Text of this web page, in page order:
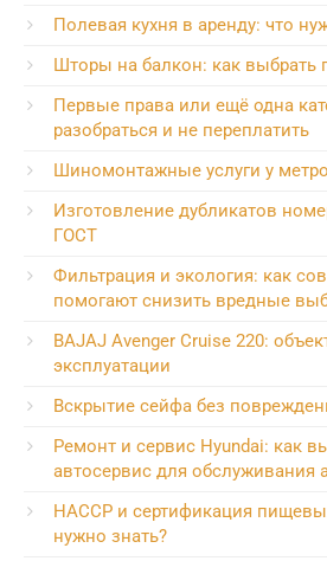
Полевая кухня в аренду: что
Шторы на балкон: как выбрать
Первые права или ещё одна
разобраться и не переплатить
Шиномонтажные услуги у
Изготовление дубликатов
ГОСТ
Фильтрация и экология: как
помогают снизить вредные
BAJAJ Avenger Cruise 220:
эксплуатации
Вскрытие сейфа без
Ремонт и сервис Hyundai: как
автосервис для обслуживания
HACCP и сертификация
нужно знать?